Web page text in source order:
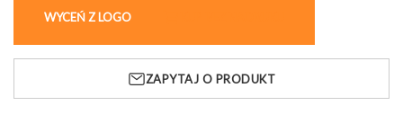
dwuczęściowy,
ekoskórzany
WYCEŃ Z LOGO
ZAPYTAJ O PRODUKT